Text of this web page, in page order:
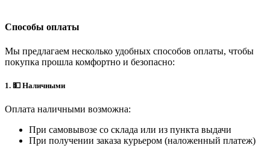
Способы оплаты
Мы предлагаем несколько удобных способов оплаты, чтобы
покупка прошла комфортно и безопасно:
1. 💵 Наличными
Оплата наличными возможна:
При самовывозе со склада или из пункта выдачи
При получении заказа курьером (наложенный платеж)